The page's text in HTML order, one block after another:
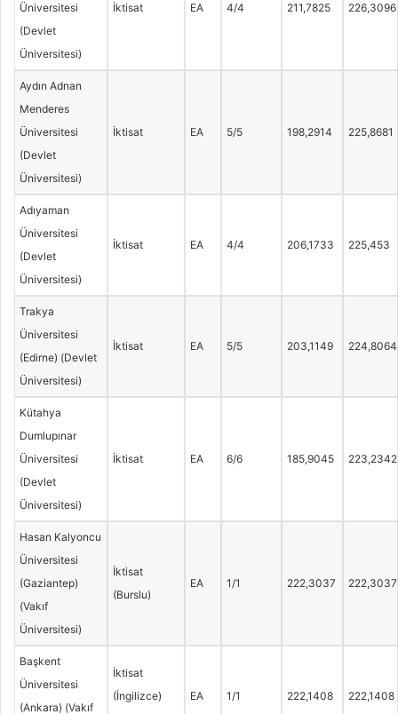
Üniversitesi
(Devlet
Üniversitesi)
İktisat EA 4/4 211,7825 226,3096
Aydın Adnan
Menderes
Üniversitesi
(Devlet
Üniversitesi)
İktisat EA 5/5 198,2914 225,8681
Adıyaman
Üniversitesi
(Devlet
Üniversitesi)
İktisat EA 4/4 206,1733 225,453
Trakya
Üniversitesi
(Edirne) (Devlet
Üniversitesi)
İktisat EA 5/5 203,1149 224,8064
Kütahya
Dumlupınar
Üniversitesi
(Devlet
Üniversitesi)
İktisat EA 6/6 185,9045 223,2342
Hasan Kalyoncu
Üniversitesi
(Gaziantep)
(Vakıf
Üniversitesi)
İktisat
(Burslu)
EA 1/1 222,3037 222,3037
Başkent
Üniversitesi
(Ankara) (Vakıf
İktisat
(İngilizce)
EA 1/1 222,1408 222,1408